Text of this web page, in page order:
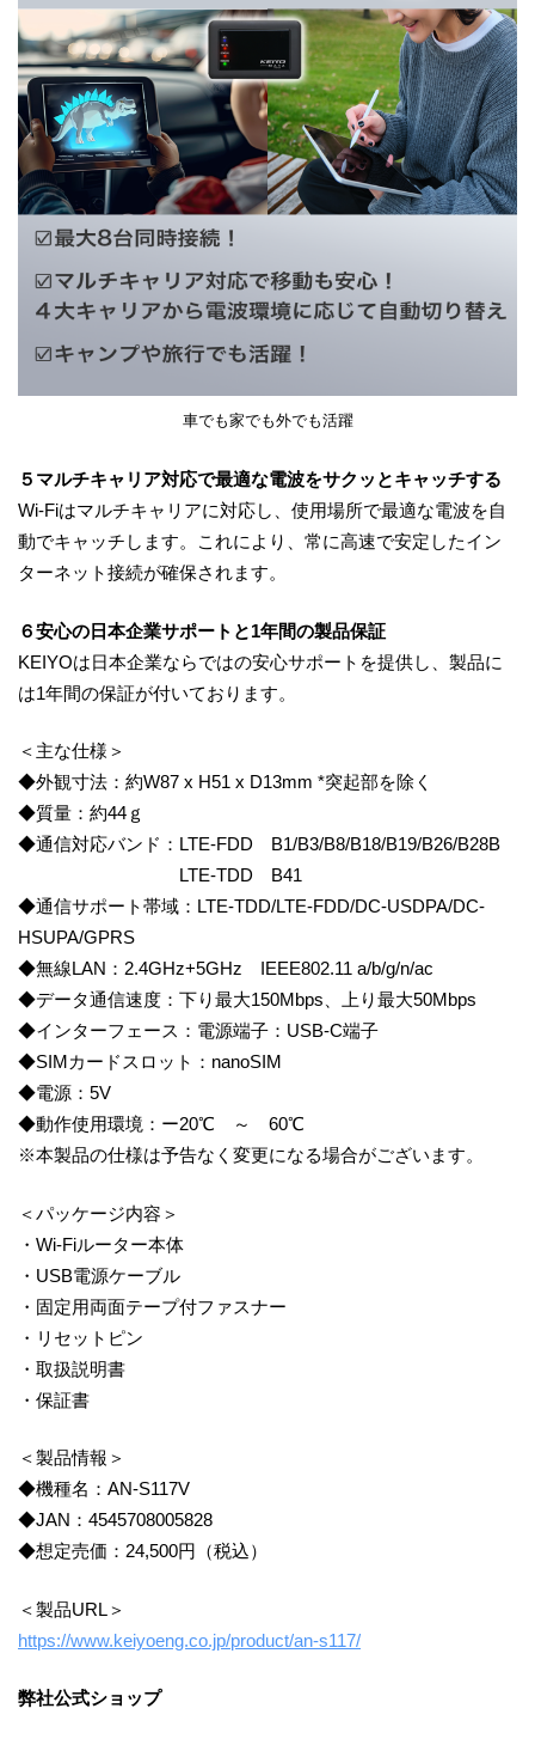
車でも家でも外でも活躍
５マルチキャリア対応で最適な電波をサクッとキャッチする
Wi-Fiはマルチキャリアに対応し、使用場所で最適な電波を自
動でキャッチします。これにより、常に高速で安定したイン
ターネット接続が確保されます。
６安心の日本企業サポートと1年間の製品保証
KEIYOは日本企業ならではの安心サポートを提供し、製品に
は1年間の保証が付いております。
＜主な仕様＞
◆外観寸法：約W87 x H51 x D13mm *突起部を除く
◆質量：約44ｇ
◆通信対応バンド：LTE-FDD B1/B3/B8/B18/B19/B26/B28B
LTE-TDD B41
◆通信サポート帯域：LTE-TDD/LTE-FDD/DC-USDPA/DC-
HSUPA/GPRS
◆無線LAN：2.4GHz+5GHz IEEE802.11 a/b/g/n/ac
◆データ通信速度：下り最大150Mbps、上り最大50Mbps
◆インターフェース：電源端子：USB-C端子
◆SIMカードスロット：nanoSIM
◆電源：5V
◆動作使用環境：ー20℃ ～ 60℃
※本製品の仕様は予告なく変更になる場合がございます。
＜パッケージ内容＞
・Wi-Fiルーター本体
・USB電源ケーブル
・固定用両面テープ付ファスナー
・リセットピン
・取扱説明書
・保証書
＜製品情報＞
◆機種名：AN-S117V
◆JAN：4545708005828
◆想定売価：24,500円（税込）
＜製品URL＞
https://www.keiyoeng.co.jp/product/an-s117/
弊社公式ショップ